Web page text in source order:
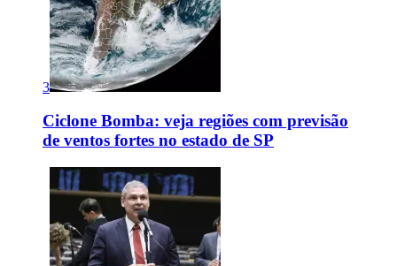
3
Ciclone Bomba: veja regiões com previsão
de ventos fortes no estado de SP